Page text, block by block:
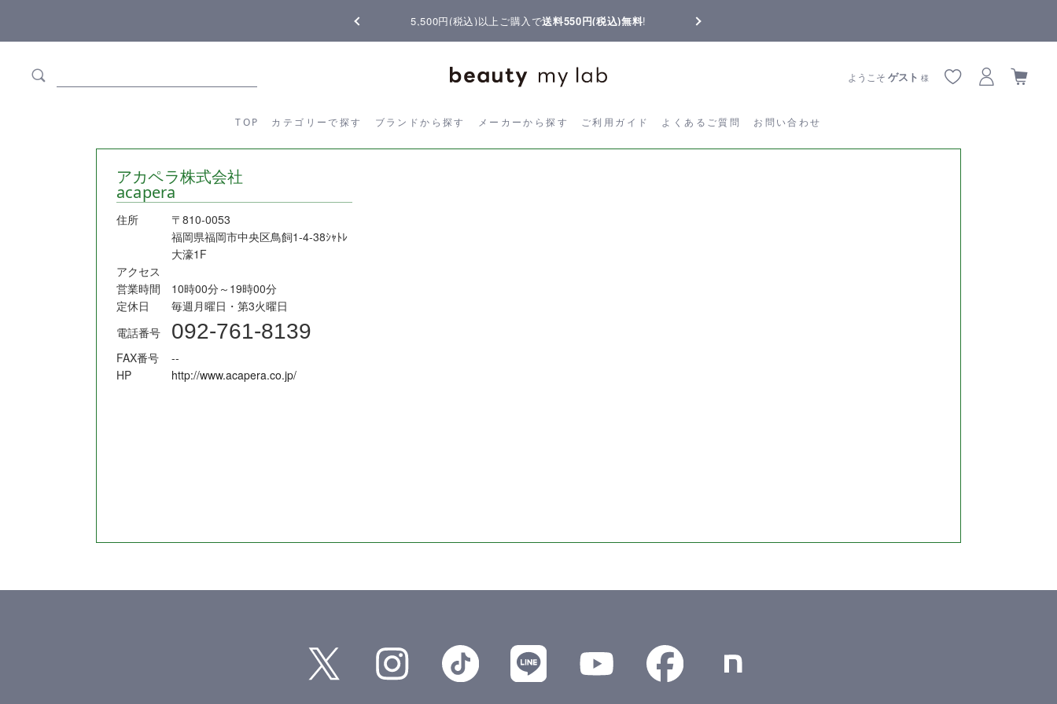
5,500円(税込)以上ご購入で送料550円(税込)無料!
TOP カテゴリーで探す ブランドから探す メーカーから探す ご利用ガイド よくあるご質問 お問い合わせ
ようこそゲスト 様
カテゴリーから探す ブランドから探す メーカーから探す ご利用ガイド よくあるご質問
アカペラ株式会社
acapera
住所
〒810-0053
福岡県福岡市中央区鳥飼1-4-38ｼｬﾄﾚ
大濠1F
アクセス
営業時間
10時00分～19時00分
定休日
毎週月曜日・第3火曜日
電話番号
092-761-8139
FAX番号
--
HP
http://www.acapera.co.jp/